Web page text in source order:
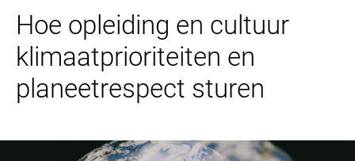
Hoe opleiding en cultuur
klimaatprioriteiten en